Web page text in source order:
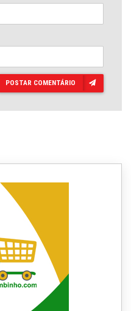
POSTAR COMENTÁRIO